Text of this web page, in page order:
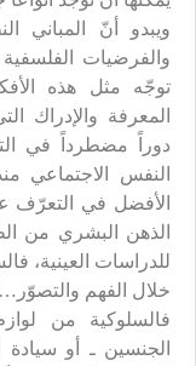
ويبدو أنّ المباني
والفرضيات
توجّه مثل هذه
المعرفة والإدراك
دوراً مضطرداً في
النفس الاجتماعي
الأفضل في التعرّف
الذهن البشري من
للدراسات العينية،
خلال الفهم
فالسلوكية من
الجنسين ـ أو